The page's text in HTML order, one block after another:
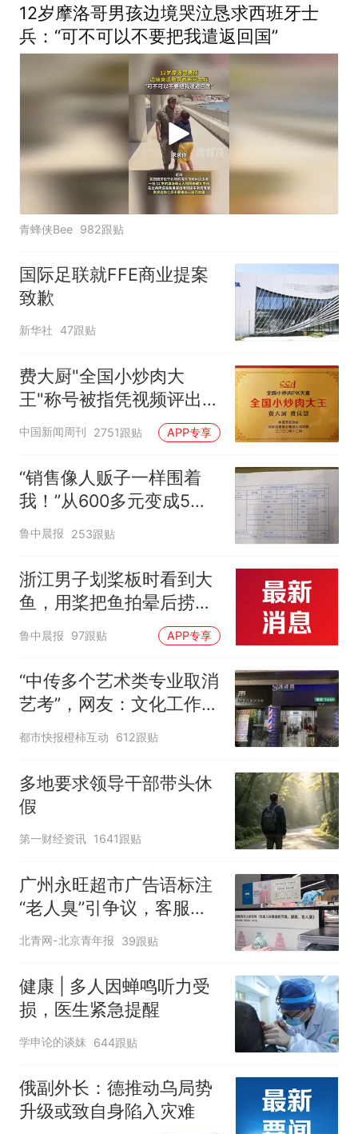
12岁摩洛哥男孩边境哭泣恳求西班牙士
兵：“可不可以不要把我遣返回国”
青蜂侠Bee 982跟贴
国际足联就FFE商业提案
致歉
新华社 47跟贴
费大厨"全国小炒肉大
王"称号被指凭视频评出
官方回应
中国新闻周刊 2751跟贴 APP专享
“销售像人贩子一样围着
我！”从600多元变成5万
元，57岁保洁阿姨做医美
后眼睛肿到流泪、视物模
糊
鲁中晨报 253跟贴
浙江男子划桨板时看到大
鱼，用桨把鱼拍晕后捞
起；当事人：鱼重7斤6
两，做成红烧辣子鱼块，
味道很好
鲁中晨报 97跟贴 APP专享
“中传多个艺术类专业取消
艺考”，网友：文化工作者
一定要有文化，这句话的
都市快报橙柿互动 612跟贴
多地要求领导干部带头休
假
第一财经资讯 1641跟贴
广州永旺超市广告语标注
“老人臭”引争议，客服回
应
北青网-北京青年报 39跟贴
健康 | 多人因蝉鸣听力受
损，医生紧急提醒
学申论的谈妹 644跟贴
俄副外长：德推动乌局势
升级或致自身陷入灾难